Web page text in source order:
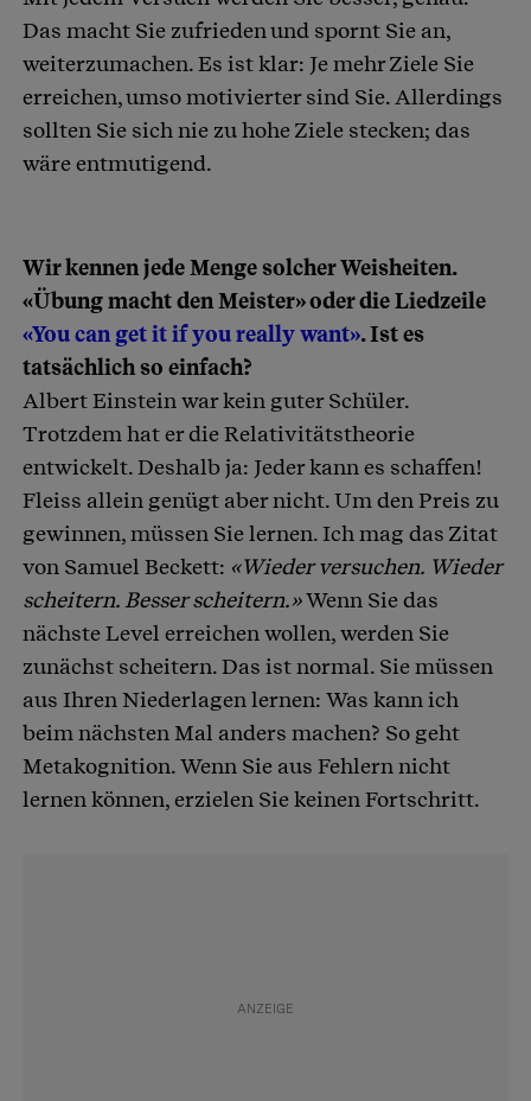
Das macht Sie zufrieden und spornt Sie an,
weiterzumachen. Es ist klar: Je mehr Ziele Sie
erreichen, umso motivierter sind Sie. Allerdings
sollten Sie sich nie zu hohe Ziele stecken; das
wäre entmutigend.
Wir kennen jede Menge solcher Weisheiten.
«Übung macht den Meister» oder die Liedzeile
«You can get it if you really want». Ist es
tatsächlich so einfach?
Albert Einstein war kein guter Schüler.
Trotzdem hat er die Relativitätstheorie
entwickelt. Deshalb ja: Jeder kann es schaffen!
Fleiss allein genügt aber nicht. Um den Preis zu
gewinnen, müssen Sie lernen. Ich mag das Zitat
von Samuel Beckett: «Wieder versuchen. Wieder
scheitern. Besser scheitern.»Wenn Sie das
nächste Level erreichen wollen, werden Sie
zunächst scheitern. Das ist normal. Sie müssen
aus Ihren Niederlagen lernen: Was kann ich
beim nächsten Mal anders machen? So geht
Metakognition. Wenn Sie aus Fehlern nicht
lernen können, erzielen Sie keinen Fortschritt.